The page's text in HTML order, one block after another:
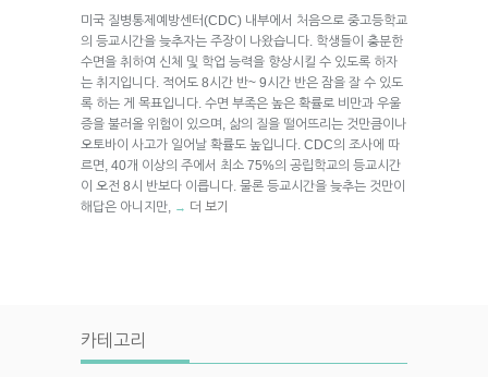
미국 질병통제예방센터(CDC) 내부에서 처음으로 중고등학교
의 등교시간을 늦추자는 주장이 나왔습니다. 학생들이 충분한
수면을 취하여 신체 및 학업 능력을 향상시킬 수 있도록 하자
는 취지입니다. 적어도 8시간 반~ 9시간 반은 잠을 잘 수 있도
록 하는 게 목표입니다. 수면 부족은 높은 확률로 비만과 우울
증을 불러올 위험이 있으며, 삶의 질을 떨어뜨리는 것만큼이나
오토바이 사고가 일어날 확률도 높입니다. CDC의 조사에 따
르면, 40개 이상의 주에서 최소 75%의 공립학교의 등교시간
이 오전 8시 반보다 이릅니다. 물론 등교시간을 늦추는 것만이
해답은 아니지만,
→ 더 보기
카테고리